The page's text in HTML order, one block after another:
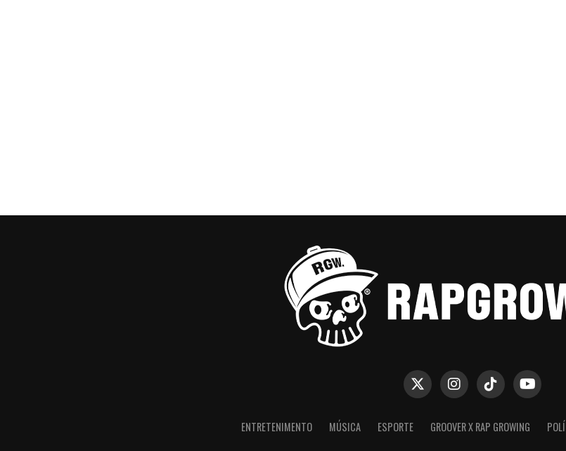
ENTRETENIMENTO MÚSICA ESPORTE GROOVER X RAP GROWING